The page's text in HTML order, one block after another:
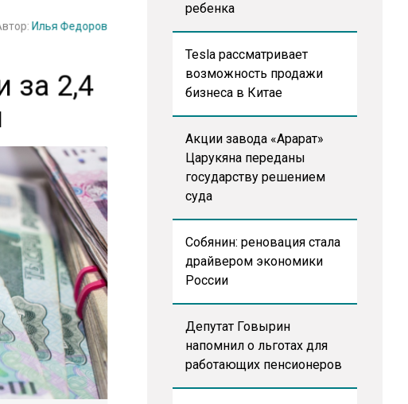
Илья Федоров
за 2,4
ребенка
Tesla рассматривает
возможность продажи
бизнеса в Китае
Акции завода «Арарат»
Царукяна переданы
государству решением
суда
Собянин: реновация стала
драйвером экономики
России
Депутат Говырин
напомнил о льготах для
работающих пенсионеров